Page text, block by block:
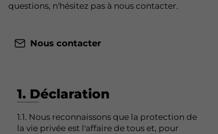
questions, n'hésitez pas à nous contacter.
Nous contacter
1. Déclaration
1.1. Nous reconnaissons que la protection de
la vie privée est l'affaire de tous et, pour